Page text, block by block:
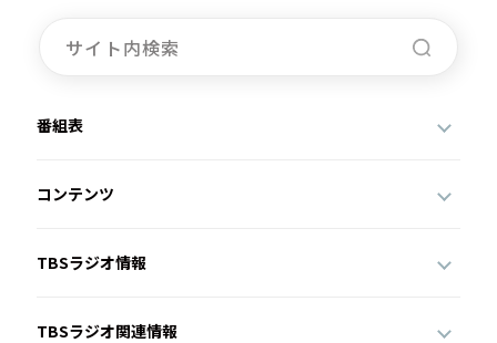
番組表
コンテンツ
TBSラジオ情報
TBSラジオ関連情報